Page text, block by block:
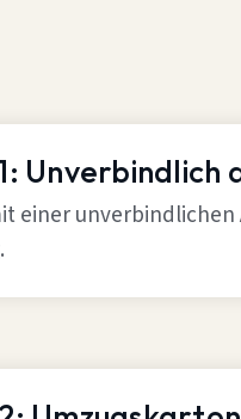
Unverbindlich
einer unverbindlichen